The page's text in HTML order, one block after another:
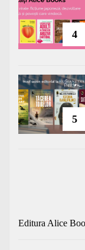
4
5
Editura Alice